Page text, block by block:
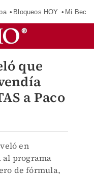
Bloqueos HOY Mi Beca
que
a Paco
en
al programa
de fórmula,